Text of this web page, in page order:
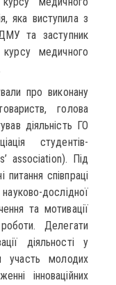
яка виступила з
та заступник
медичного
про виконану
голова
діяльність ГО
студентів-
association). Під
питання співпраці
дослідної
та мотивації
Делегати
діяльності у
участь молодих
інноваційних